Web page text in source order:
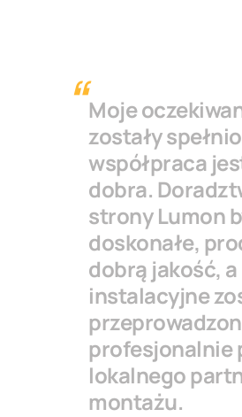
Moje
zostały
współpraca
dobra.
strony Lumon
doskonałe,
dobrą jakość,
instalacyjne
profesjonalnie
lokalnego
montażu.